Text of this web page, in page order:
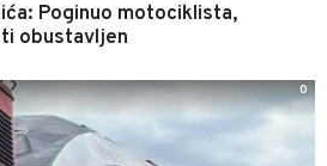
Poginuo motociklista,
obustavljen
0